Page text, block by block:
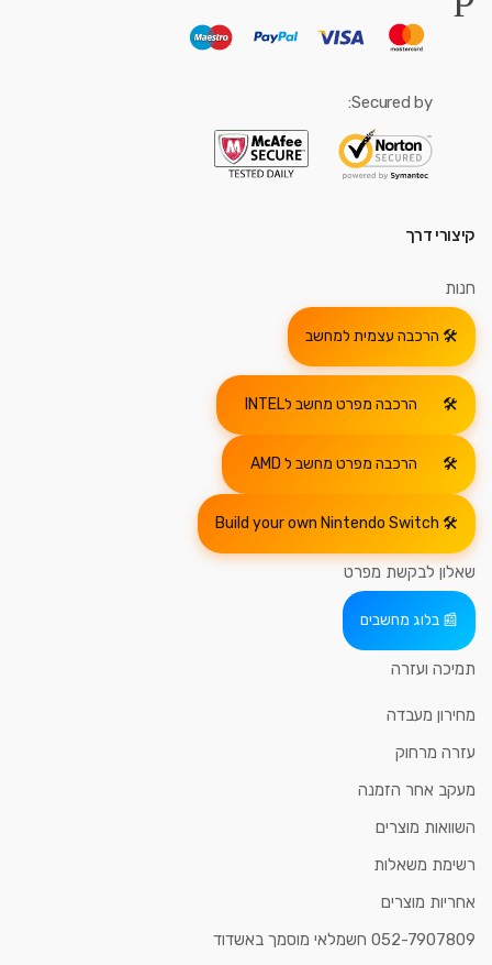
Secured by:
קיצורי דרך
חנות
הרכבה עצמית למחשב
הרכבה מפרט מחשב לINTEL
הרכבה מפרט מחשב ל AMD
Build your own Nintendo Switch
שאלון לבקשת מפרט
בלוג מחשבים
תמיכה ועזרה
מחירון מעבדה
עזרה מרחוק
מעקב אחר הזמנה
השוואות מוצרים
רשימת משאלות
אחריות מוצרים
052-7907809 חשמלאי מוסמך באשדוד